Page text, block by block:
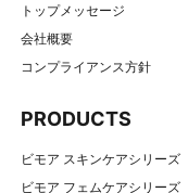
トップメッセージ
会社概要
コンプライアンス方針
PRODUCTS
ビモア スキンケアシリーズ
ビモア フェムケアシリーズ